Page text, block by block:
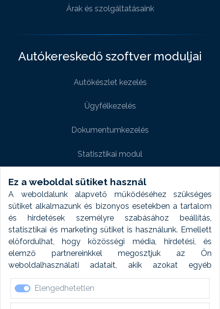
Ez a weboldal sütiket használ
A weboldalunk alapvető működéséhez szükséges
sütiket alkalmazunk és bizonyos esetekben a tartalom
és hirdetések személyre szabásához beállítás,
statisztikai és marketing sütiket is használunk. Emellett
előfordulhat, hogy közösségi média, hirdetési, és
elemző partnereinkkel megosztjuk az Ön
weboldalhasználati adatait, akik azokat egyéb
forrásokból gyűjtött adatokkal kombinálhatják. A sütik
elfogadásával kapcsolatosan naplózást végzünk és
ezen adatokat 6 hónap után automatikusan töröljük. A
Elengedhetetlen
Árak és szolgáltatásaink
Autókereskedő szoftver moduljai
Autókészlet kezelés
Ügyfélkezelés
Dokumentumkezelés
Statisztikai modul
Weboldal modul
Fényképtár extra modul
Autómosó modul
Feladatütemezés